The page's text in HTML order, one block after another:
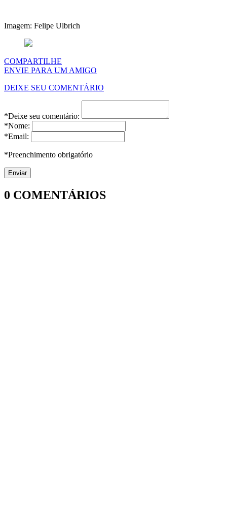
Imagem: Felipe Ulbrich
COMPARTILHE
ENVIE PARA UM AMIGO
DEIXE SEU COMENTÁRIO
*Deixe seu comentário:
*Nome:
*Email:
*Preenchimento obrigatório
0 COMENTÁRIOS